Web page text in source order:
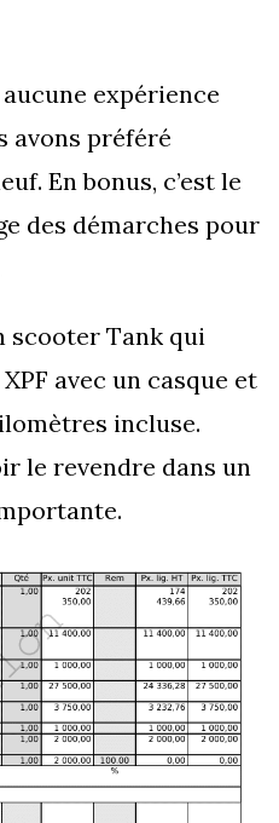
aucune expérience
avons préféré
En bonus, c’est le
des démarches pour
scooter Tank qui
avec un casque et
incluse.
le revendre dans un